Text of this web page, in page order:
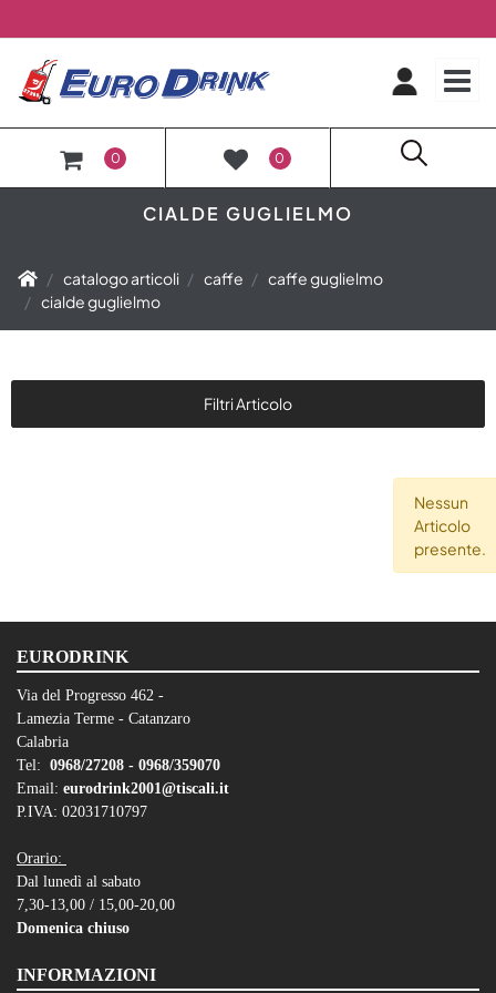
0 0
CIALDE GUGLIELMO
catalogo articoli caffe
caffe guglielmo
cialde guglielmo
Filtri Articolo
Nessun
Articolo
presente.
EURODRINK
Via del Progresso 462 -
Lamezia Terme - Catanzaro
Calabria
Tel: 0968/27208 - 0968/359070
Email: eurodrink2001@tiscali.it
P.IVA: 02031710797
Orario:
Dal lunedì al sabato
7,30-13,00 / 15,00-20,00
Domenica chiuso
INFORMAZIONI